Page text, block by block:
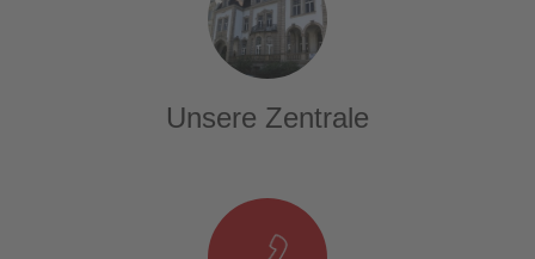
Unsere Zentrale